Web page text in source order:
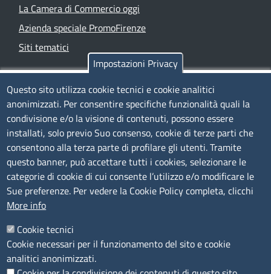
La Camera di Commercio oggi
Azienda speciale PromoFirenze
Siti tematici
TRASPARENZA
Albo Online
Amministrazione trasparente
Bandi e concorsi
Segnalazioni Whistleblowing
Accessibilità
IBAN e pagamenti informatici
Informative privacy e cookie
Verifiche PA
Attuazione misure PNRR
Impostazioni Privacy
Questo sito utilizza cookie tecnici e cookie analitici
anonimizzati. Per consentire specifiche funzionalità quali la
condivisione e/o la visione di contenuti, possono essere
installati, solo previo Suo consenso, cookie di terze parti che
consentono alla terza parte di profilare gli utenti. Tramite
questo banner, può accettare tutti i cookies, selezionare le
categorie di cookie di cui consente l’utilizzo e/o modificare le
Sue preferenze. Per vedere la Cookie Policy completa, clicchi
More info
Cookie tecnici
Cookie necessari per il funzionamento del sito e cookie
analitici anonimizzati.